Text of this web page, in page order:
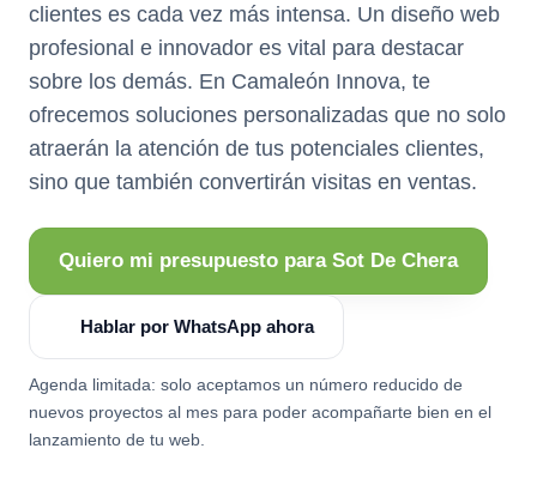
clientes es cada vez más intensa. Un diseño web
profesional e innovador es vital para destacar
sobre los demás. En Camaleón Innova, te
ofrecemos soluciones personalizadas que no solo
atraerán la atención de tus potenciales clientes,
sino que también convertirán visitas en ventas.
Quiero mi presupuesto para Sot De Chera
Hablar por WhatsApp ahora
Agenda limitada: solo aceptamos un número reducido de
nuevos proyectos al mes para poder acompañarte bien en el
lanzamiento de tu web.